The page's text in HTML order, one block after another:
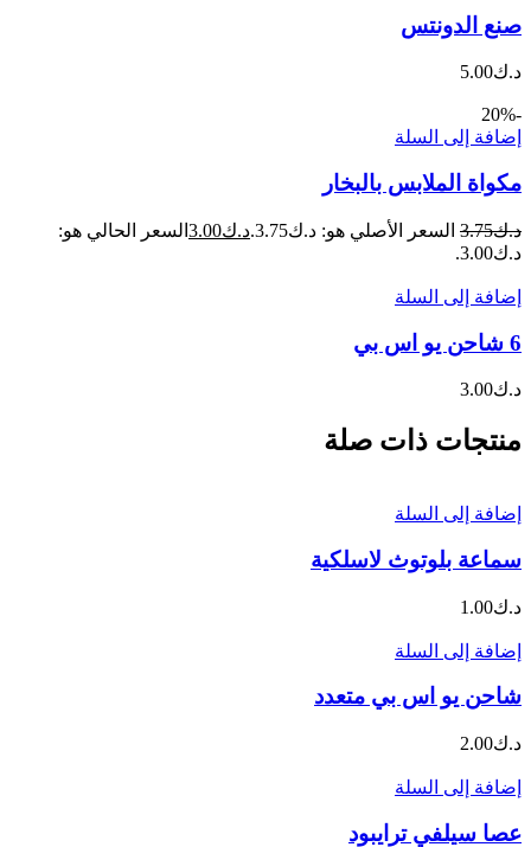
صنع الدونتس
د.ك5.00
-20%
إضافة إلى السلة
مكواة الملابس بالبخار
د.ك3.75 السعر الأصلي هو: د.ك3.75. د.ك3.00 السعر الحالي هو:
د.ك3.00.
إضافة إلى السلة
6 شاحن يو اس بي
د.ك3.00
منتجات ذات صلة
إضافة إلى السلة
سماعة بلوتوث لاسلكية
د.ك1.00
إضافة إلى السلة
شاحن يو اس بي متعدد
د.ك2.00
إضافة إلى السلة
عصا سيلفي ترايبود